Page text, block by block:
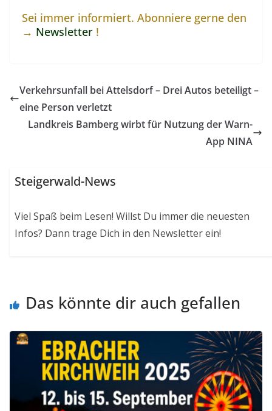
Sei immer informiert. Abonniere gerne den
→ Newsletter !
Verkehrsunfall bei Attelsdorf – Drei Autos beteiligt –
eine Person verletzt
Landkreis Bamberg wirbt für Nutzung der Warn-
App NINA
Steigerwald-News
Viel Spaß beim Lesen! Willst Du immer die neuesten
Infos? Dann trage Dich in den Newsletter ein!
Das könnte dir auch gefallen